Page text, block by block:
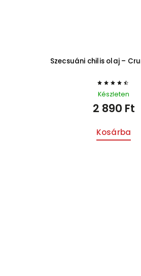
Szecsuáni chilis olaj –
Készleten
2 890 Ft
Kosárba